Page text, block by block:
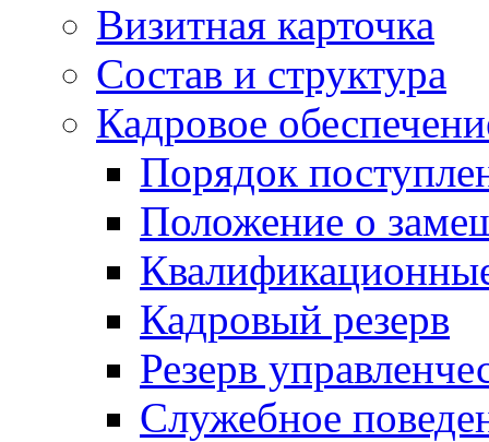
Визитная карточка
Состав и структура
Кадровое
Порядок
Положение о
Кадровый резерв
Резерв
Служебное